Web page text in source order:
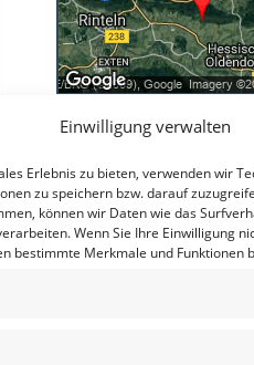
Einwilligung verwalten
Erlebnis zu bieten, verwenden wir
zu speichern bzw. darauf
können wir Daten wie das
Wenn Sie Ihre Einwilligung
bestimmte Merkmale und Funktionen
Kontakt
Datenschutzerklärung
Impressum